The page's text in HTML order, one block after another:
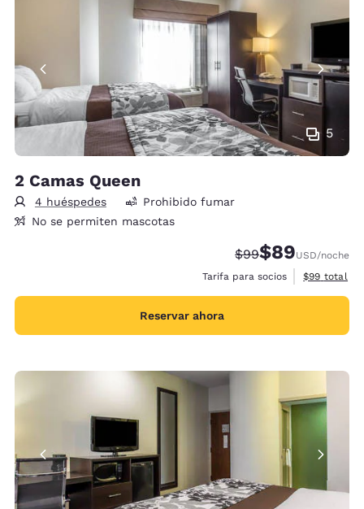
5
2 Camas Queen
4 huéspedes
Prohibido fumar
No se permiten mascotas
Precio tachado:
$99Precio con
$89USD/noche
Tarifa para socios
Ver
$99 total
Reservar ahora